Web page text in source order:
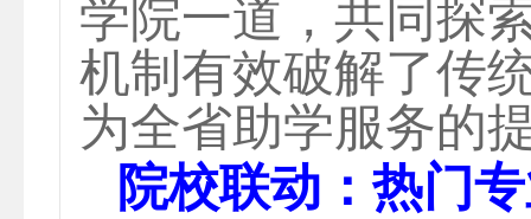
学院一道，共同探
机制有效破解了传
为全省助学服务的
院校联动：热门